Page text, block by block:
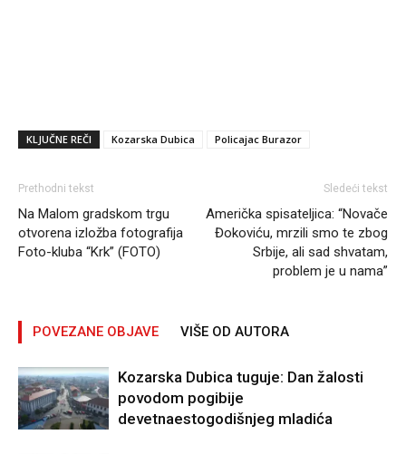
KLJUČNE REČI Kozarska Dubica Policajac Burazor
Prethodni tekst
Na Malom gradskom trgu
otvorena izložba fotografija
Foto-kluba “Krk” (FOTO)
Sledeći tekst
Američka spisateljica: “Novače
Đokoviću, mrzili smo te zbog
Srbije, ali sad shvatam,
problem je u nama”
POVEZANE OBJAVE VIŠE OD AUTORA
Kozarska Dubica tuguje: Dan žalosti
povodom pogibije
devetnaestogodišnjeg mladića